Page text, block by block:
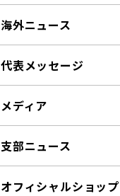
海外ニュース
代表メッセージ
メディア
支部ニュース
オフィシャルショップ